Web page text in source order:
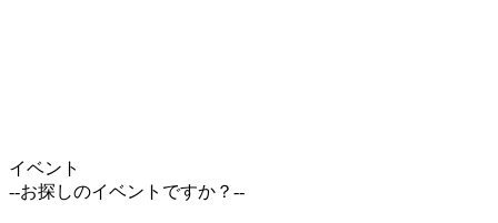
イベント
--お探しのイベントですか？--